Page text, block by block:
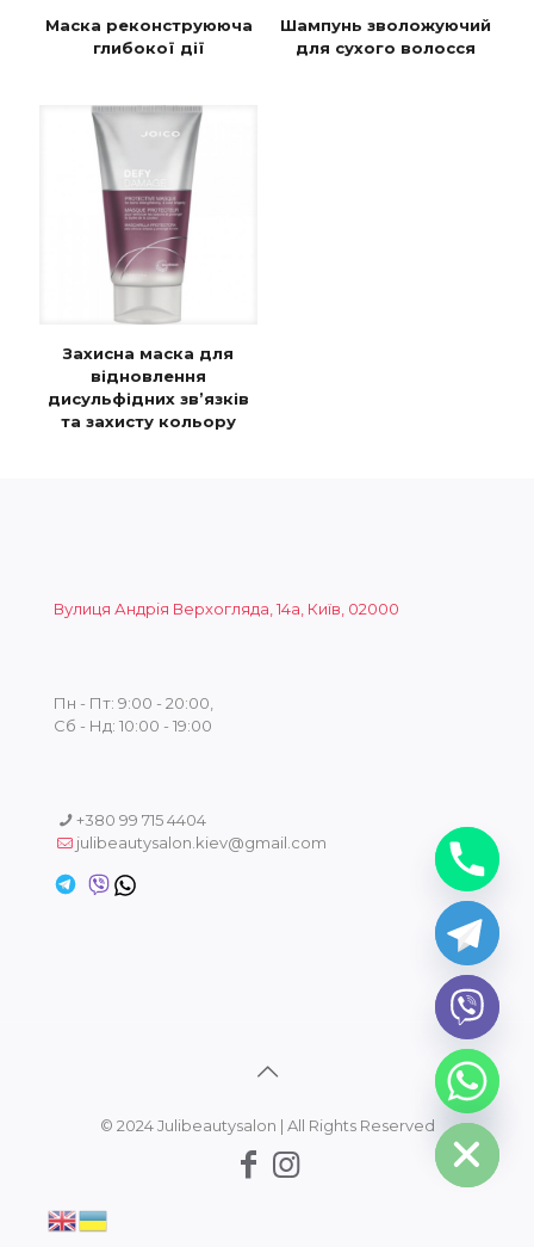
Маска реконструююча
глибокої дії
Шампунь зволожуючий
для сухого волосся
Захисна маска для
відновлення
дисульфідних зв’язків
та захисту кольору
Вулиця Андрія Верхогляда, 14а, Київ, 02000
Пн - Пт: 9:00 - 20:00,
Сб - Нд: 10:00 - 19:00
+380 99 715 4404
julibeautysalon.kiev@gmail.com
© 2024 Julibeautysalon | All Rights Reserved
Hide
chaty